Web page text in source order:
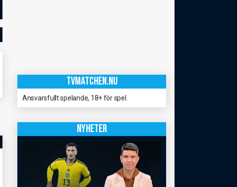
TVMATCHEN.NU
Ansvarsfullt spelande, 18+ för spel.
NYHETER